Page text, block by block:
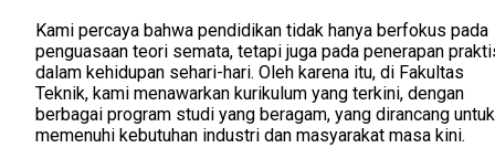
Kami percaya bahwa pendidikan tidak hanya berfokus pada
penguasaan teori semata, tetapi juga pada penerapan
dalam kehidupan sehari-hari. Oleh karena itu, di Fakultas
Teknik, kami menawarkan kurikulum yang terkini, dengan
berbagai program studi yang beragam, yang dirancang untuk
memenuhi kebutuhan industri dan masyarakat masa kini.